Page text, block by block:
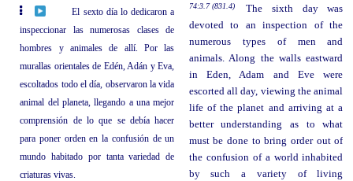
El sexto día lo dedicaron a
inspeccionar las numerosas clases de
hombres y animales de allí. Por las
murallas orientales de Edén, Adán y Eva,
escoltados todo el día, observaron la vida
animal del planeta, llegando a una mejor
comprensión de lo que se debía hacer
para poner orden en la confusión de un
mundo habitado por tanta variedad de
criaturas vivas.
74:3.7 (831.4)
The sixth day was
devoted to an inspection of the
numerous types of men and
animals. Along the walls eastward
in Eden, Adam and Eve were
escorted all day, viewing the animal
life of the planet and arriving at a
better understanding as to what
must be done to bring order out of
the confusion of a world inhabited
by such a variety of living